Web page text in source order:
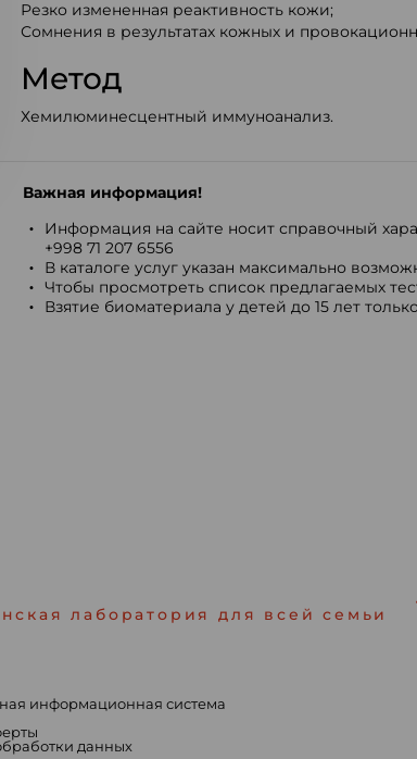
Резко измененная реактивность кожи;
Сомнения в результатах кожных и
Метод
Хемилюминесцентный иммуноанализ.
Важная информация!
Информация на сайте носит справочный
+998 71 207 6556
В каталоге услуг указан максимально
Чтобы просмотреть список предлагаемых
Взятие биоматериала у детей до 15 лет
лаборатория для всей семьи
информационная система
данных